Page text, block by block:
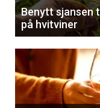
Benytt sjansen
på hvitviner